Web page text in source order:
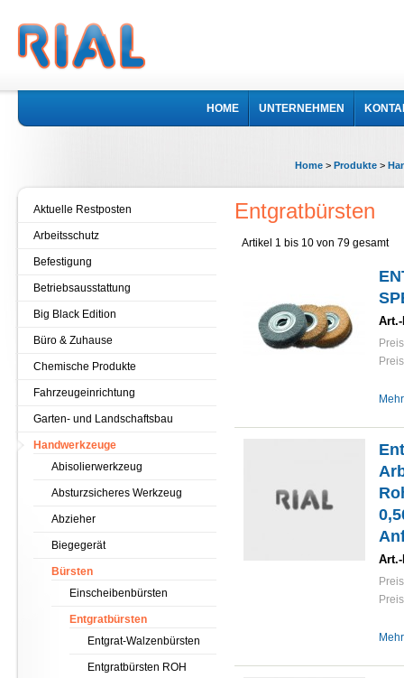
HOME UNTERNEHMEN
Home > Produkte >
Entgratbürsten
Artikel 1 bis 10 von 79 gesamt
Art.-
Art.-
Aktuelle Restposten
Arbeitsschutz
Befestigung
Betriebsausstattung
Big Black Edition
Büro & Zuhause
Chemische Produkte
Fahrzeugeinrichtung
Garten- und Landschaftsbau
Handwerkzeuge
Abisolierwerkzeug
Absturzsicheres Werkzeug
Abzieher
Biegegerät
Bürsten
Einscheibenbürsten
Entgratbürsten
Entgrat-Walzenbürsten
Entgratbürsten ROH